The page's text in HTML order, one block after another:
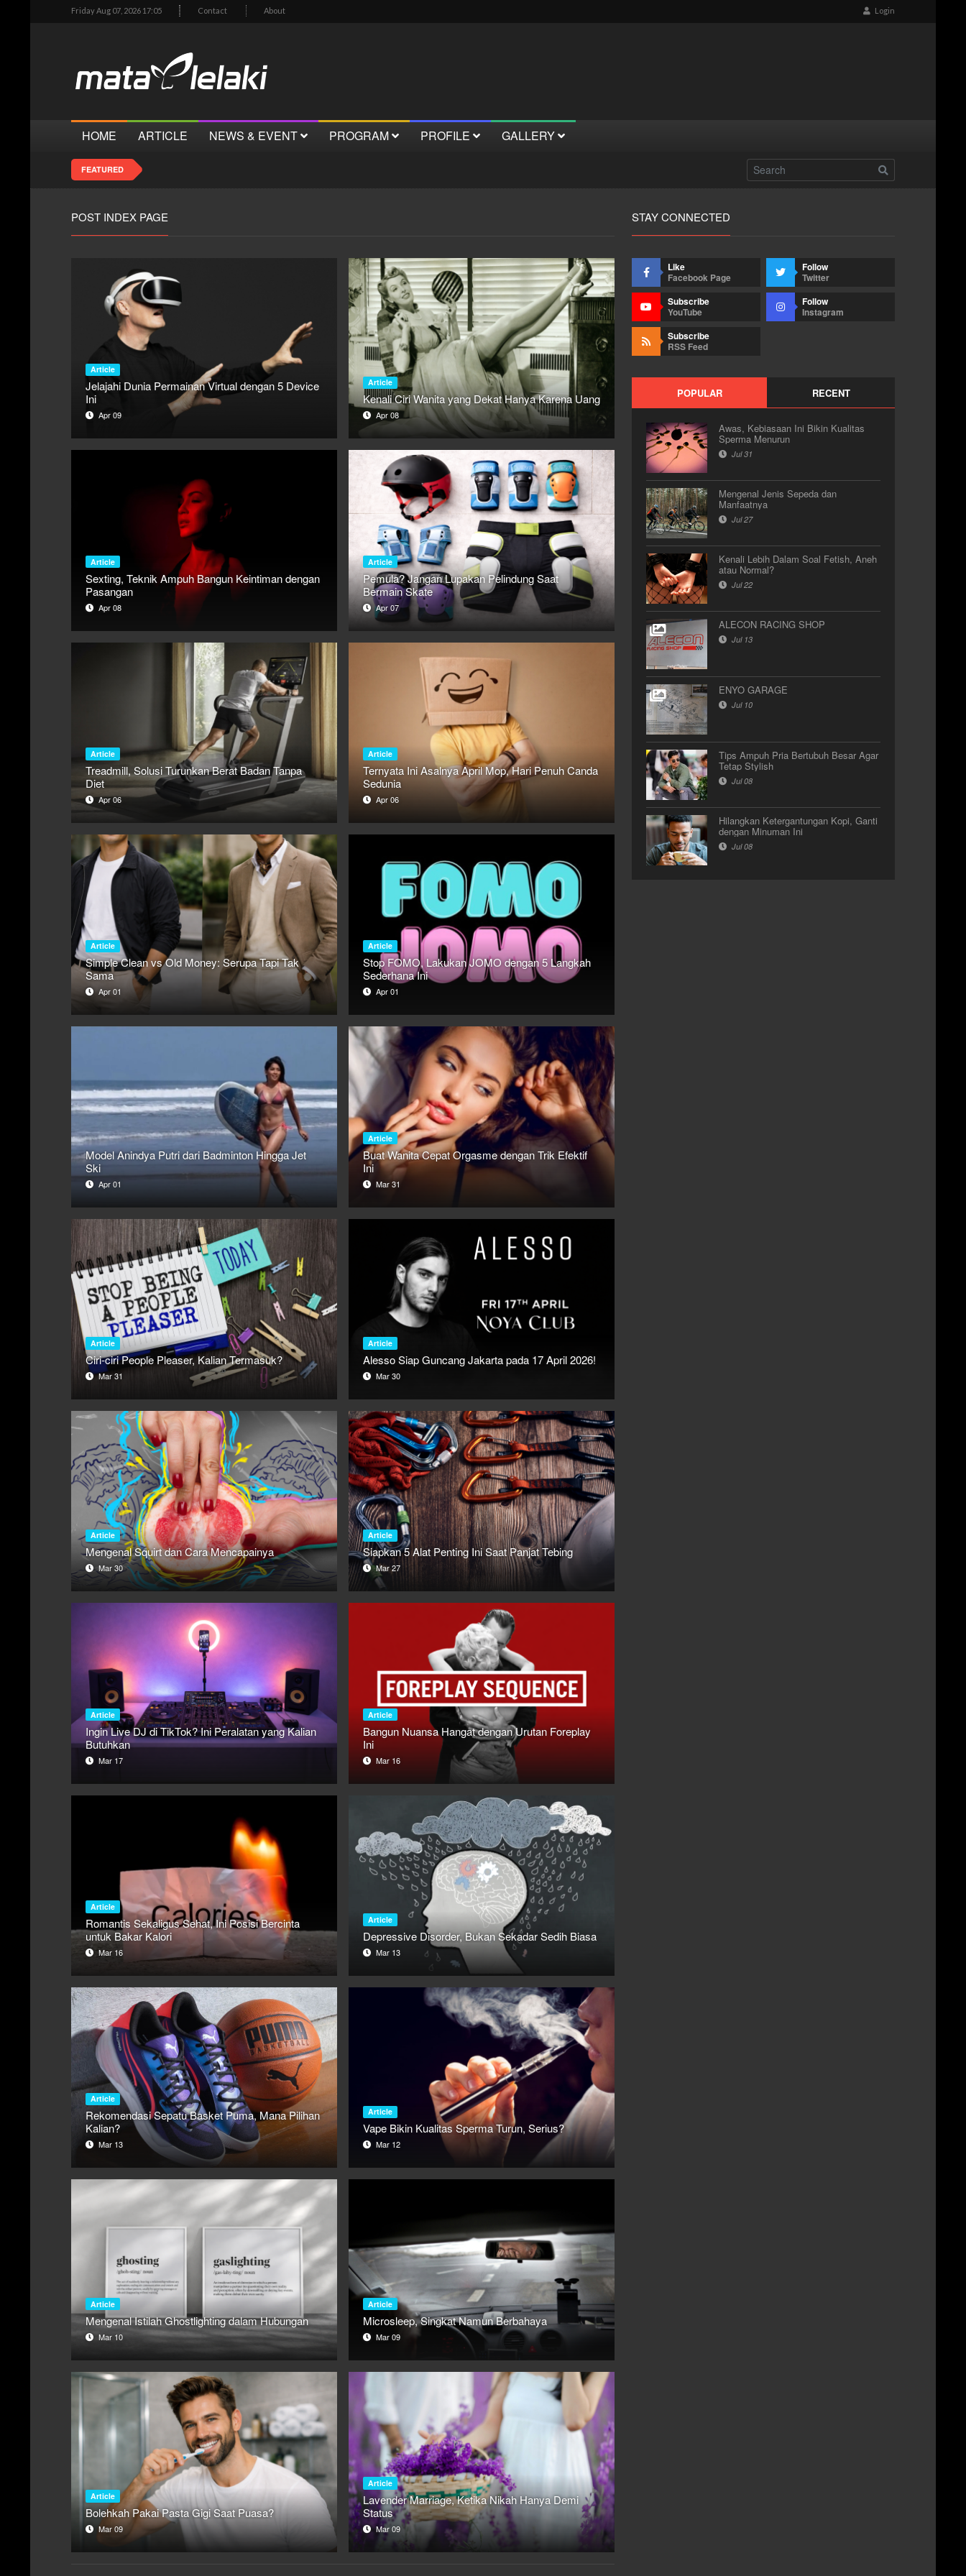
Friday Aug 07, 2026 17:05 Contact About Login
HOME ARTICLE NEWS & EVENT PROGRAM PROFILE GALLERY
FEATURED
POST INDEX PAGE
Article
Jelajahi Dunia Permainan Virtual dengan 5 Device
Ini
Apr 09
Article
Kenali Ciri Wanita yang Dekat Hanya Karena Uang
Apr 08
Article
Sexting, Teknik Ampuh Bangun Keintiman dengan
Pasangan
Apr 08
Article
Pemula? Jangan Lupakan Pelindung Saat
Bermain Skate
Apr 07
Article
Treadmill, Solusi Turunkan Berat Badan Tanpa
Diet
Apr 06
Article
Ternyata Ini Asalnya April Mop, Hari Penuh Canda
Sedunia
Apr 06
Article
Simple Clean vs Old Money: Serupa Tapi Tak
Sama
Apr 01
Article
Stop FOMO, Lakukan JOMO dengan 5 Langkah
Sederhana Ini
Apr 01
Model Anindya Putri dari Badminton Hingga Jet
Ski
Apr 01
Article
Buat Wanita Cepat Orgasme dengan Trik Efektif
Ini
Mar 31
Article
Ciri-ciri People Pleaser, Kalian Termasuk?
Mar 31
Article
Alesso Siap Guncang Jakarta pada 17 April 2026!
Mar 30
Article
Mengenal Squirt dan Cara Mencapainya
Mar 30
Article
Siapkan 5 Alat Penting Ini Saat Panjat Tebing
Mar 27
Article
Ingin Live DJ di TikTok? Ini Peralatan yang Kalian
Butuhkan
Mar 17
Article
Bangun Nuansa Hangat dengan Urutan Foreplay
Ini
Mar 16
Article
Romantis Sekaligus Sehat, Ini Posisi Bercinta
untuk Bakar Kalori
Mar 16
Article
Depressive Disorder, Bukan Sekadar Sedih Biasa
Mar 13
Article
Rekomendasi Sepatu Basket Puma, Mana Pilihan
Kalian?
Mar 13
Article
Vape Bikin Kualitas Sperma Turun, Serius?
Mar 12
Article
Mengenal Istilah Ghostlighting dalam Hubungan
Mar 10
Article
Microsleep, Singkat Namun Berbahaya
Mar 09
Article
Bolehkah Pakai Pasta Gigi Saat Puasa?
Mar 09
Article
Lavender Marriage, Ketika Nikah Hanya Demi
Status
Mar 09
STAY CONNECTED
Like
Facebook Page
Follow
Twitter
Subscribe
YouTube
Follow
Instagram
Subscribe
RSS Feed
POPULAR RECENT
Awas, Kebiasaan Ini Bikin Kualitas
Sperma Menurun
Jul 31
Mengenal Jenis Sepeda dan
Manfaatnya
Jul 27
Kenali Lebih Dalam Soal Fetish, Aneh
atau Normal?
Jul 22
ALECON RACING SHOP
Jul 13
ENYO GARAGE
Jul 10
Tips Ampuh Pria Bertubuh Besar Agar
Tetap Stylish
Jul 08
Hilangkan Ketergantungan Kopi, Ganti
dengan Minuman Ini
Jul 08